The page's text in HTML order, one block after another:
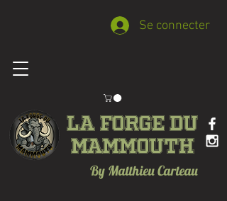
La forge du
Mammouth
By Matthieu Carteau
Se connecter